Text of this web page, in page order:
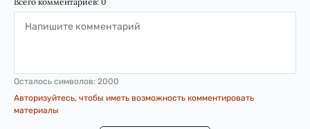
Осталось символов: 2000
Авторизуйтесь, чтобы иметь возможность комментировать
материалы